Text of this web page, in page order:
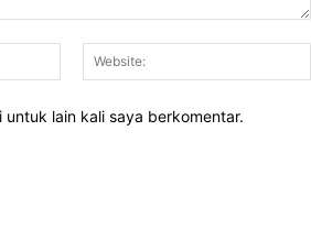
Email:*
lain kali saya berkomentar.